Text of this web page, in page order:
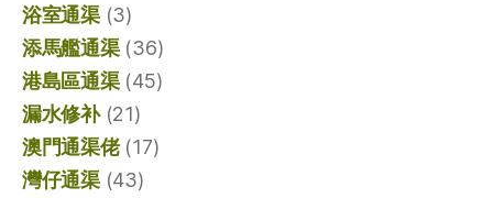
浴室通渠(3)
添馬艦通渠(36)
港島區通渠(45)
漏水修补(21)
澳門通渠佬(17)
灣仔通渠(43)